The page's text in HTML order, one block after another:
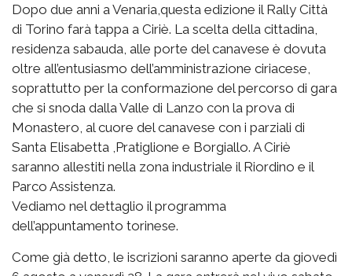
Dopo due anni a Venaria,questa edizione il Rally Città
di Torino farà tappa a Ciriè. La scelta della cittadina,
residenza sabauda, alle porte del canavese è dovuta
oltre all’entusiasmo dell’amministrazione ciriacese,
soprattutto per la conformazione del percorso di gara
che si snoda dalla Valle di Lanzo con la prova di
Monastero, al cuore del canavese con i parziali di
Santa Elisabetta ,Pratiglione e Borgiallo. A Ciriè
saranno allestiti nella zona industriale il Riordino e il
Parco Assistenza.
Vediamo nel dettaglio il programma
dell’appuntamento torinese.
Come già detto, le iscrizioni saranno aperte da giovedì